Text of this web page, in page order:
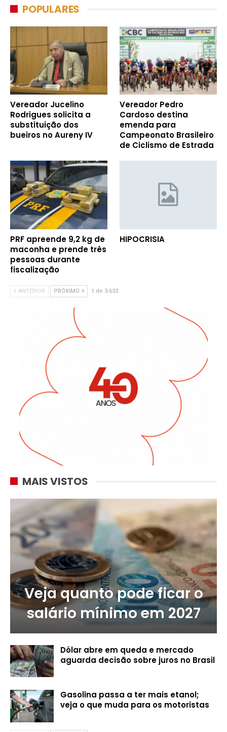
POPULARES
Vereador Jucelino
Rodrigues solicita a
substituição dos
bueiros no Aureny IV
Vereador Pedro
Cardoso destina
emenda para
Campeonato Brasileiro
de Ciclismo de Estrada
PRF apreende 9,2 kg de
maconha e prende três
pessoas durante
fiscalização
HIPOCRISIA
ANTERIOR PRÓXIMO 1 de 3.633
MAIS VISTOS
Veja quanto pode ficar o
salário mínimo em 2027
Dólar abre em queda e mercado
aguarda decisão sobre juros no Brasil
Gasolina passa a ter mais etanol;
veja o que muda para os motoristas